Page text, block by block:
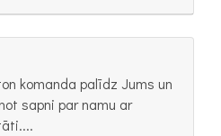
komanda palīdz Jums un
sapni par namu ar